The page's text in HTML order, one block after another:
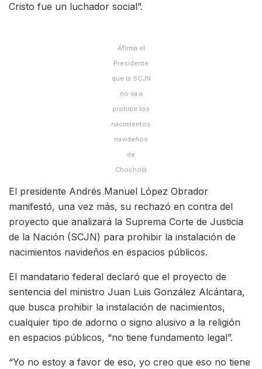
Cristo fue un luchador social”.
Afirma el
Presidente
que la SCJN
no va a
prohibir los
nacimientos
navideños
de
Chocholá
El presidente Andrés Manuel López Obrador
manifestó, una vez más, su rechazó en contra del
proyecto que analizará la Suprema Corte de Justicia
de la Nación (SCJN) para prohibir la instalación de
nacimientos navideños en espacios públicos.
El mandatario federal declaró que el proyecto de
sentencia del ministro Juan Luis González Alcántara,
que busca prohibir la instalación de nacimientos,
cualquier tipo de adorno o signo alusivo a la religión
en espacios públicos, “no tiene fundamento legal”.
“Yo no estoy a favor de eso, yo creo que eso no tiene